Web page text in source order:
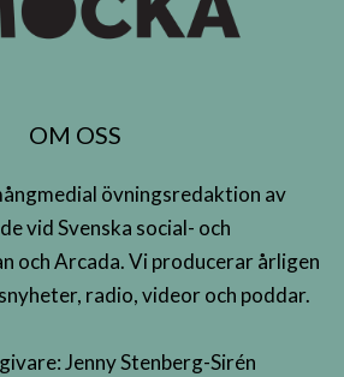
OM OSS
övningsredaktion av
vid Svenska social- och
och Arcada. Vi producerar årligen
radio, videor och poddar.
Jenny Stenberg-Sirén